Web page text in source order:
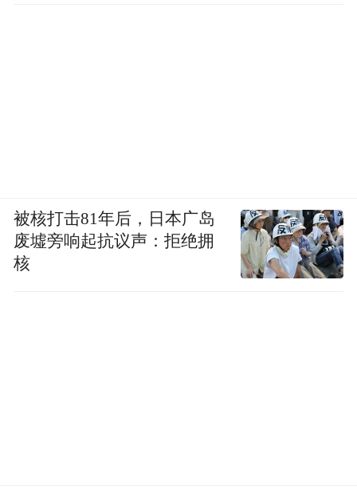
被核打击81年后，日本广岛
废墟旁响起抗议声：拒绝拥
核